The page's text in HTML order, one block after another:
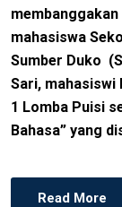
mahasiswa
Sumber Duko
Sari,
1 Lomba Puisi
Bahasa” yang
Read More